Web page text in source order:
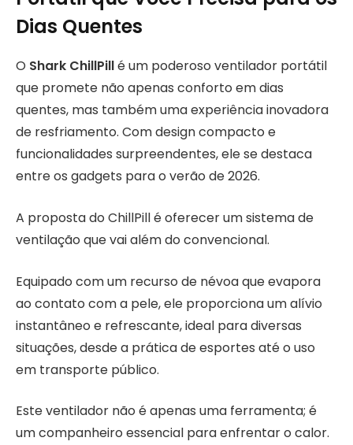
Dias Quentes
O Shark ChillPillé um poderoso ventilador portátil
que promete não apenas conforto em dias
quentes, mas também uma experiência inovadora
de resfriamento. Com design compacto e
funcionalidades surpreendentes, ele se destaca
entre os gadgets para o verão de 2026.
A proposta do ChillPill é oferecer um sistema de
ventilação que vai além do convencional.
Equipado com um recurso de névoa que evapora
ao contato com a pele, ele proporciona um alívio
instantâneo e refrescante, ideal para diversas
situações, desde a prática de esportes até o uso
em transporte público.
Este ventilador não é apenas uma ferramenta; é
um companheiro essencial para enfrentar o calor.